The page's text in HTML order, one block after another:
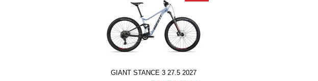
GIANT STANCE 3 27.5 2027